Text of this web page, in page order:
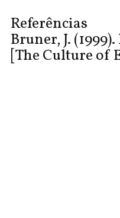
Referências
Bruner, J.
[The Culture of